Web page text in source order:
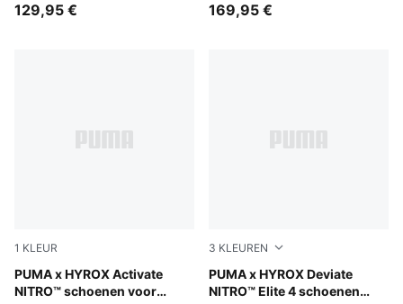
129,95 € 169,95 €
1 KLEUR
PUMA x HYROX Activate
NITRO™ schoenen voor
Intense Mint-Light Lavender-Sunny Lime-Herb Garden
3 KLEUREN
PUMA x HYROX Deviate
NITRO™ Elite 4 schoenen
Intense Mint-Light Lavender